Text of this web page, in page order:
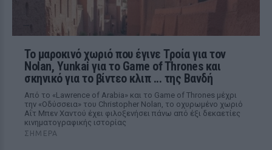
Το μαροκινό χωριό που έγινε Τροία για τον
Nolan, Yunkai για το Game of Thrones και
σκηνικό για το βίντεο κλιπ ... της Βανδή
Από το «Lawrence of Arabia» και το Game of Thrones μέχρι
την «Οδύσσεια» του Christopher Nolan, το οχυρωμένο χωριό
Αΐτ Μπεν Χαντού έχει φιλοξενήσει πάνω από έξι δεκαετίες
κινηματογραφικής ιστορίας
ΣΉΜΕΡΑ